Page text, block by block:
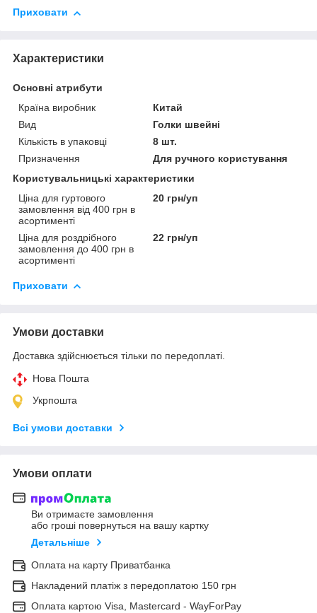
Приховати
Характеристики
Основні атрибути
Країна виробник
Китай
Вид
Голки швейні
Кількість в упаковці
8 шт.
Призначення
Для ручного користування
Користувальницькі характеристики
Ціна для гуртового
замовлення від 400 грн в
асортименті
20 грн/уп
Ціна для роздрібного
замовлення до 400 грн в
асортименті
22 грн/уп
Приховати
Умови доставки
Доставка здійснюється тільки по передоплаті.
Нова Пошта
Укрпошта
Всі умови доставки
Умови оплати
Ви отримаєте замовлення
або гроші повернуться на вашу картку
Детальніше
Оплата на карту Приватбанка
Накладений платіж з передоплатою 150 грн
Оплата картою Visa, Mastercard - WayForPay